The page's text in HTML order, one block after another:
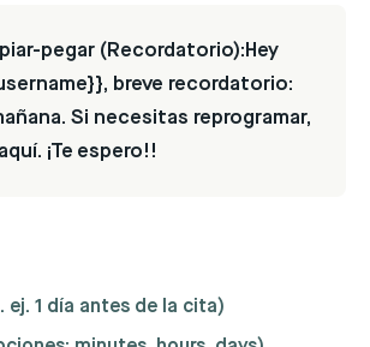
pegar (Recordatorio):Hey
breve recordatorio:
Si necesitas reprogramar,
¡Te espero!!
ej. 1 día antes de la cita)